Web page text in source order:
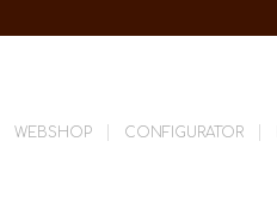
WEBSHOP CONFIGURATOR